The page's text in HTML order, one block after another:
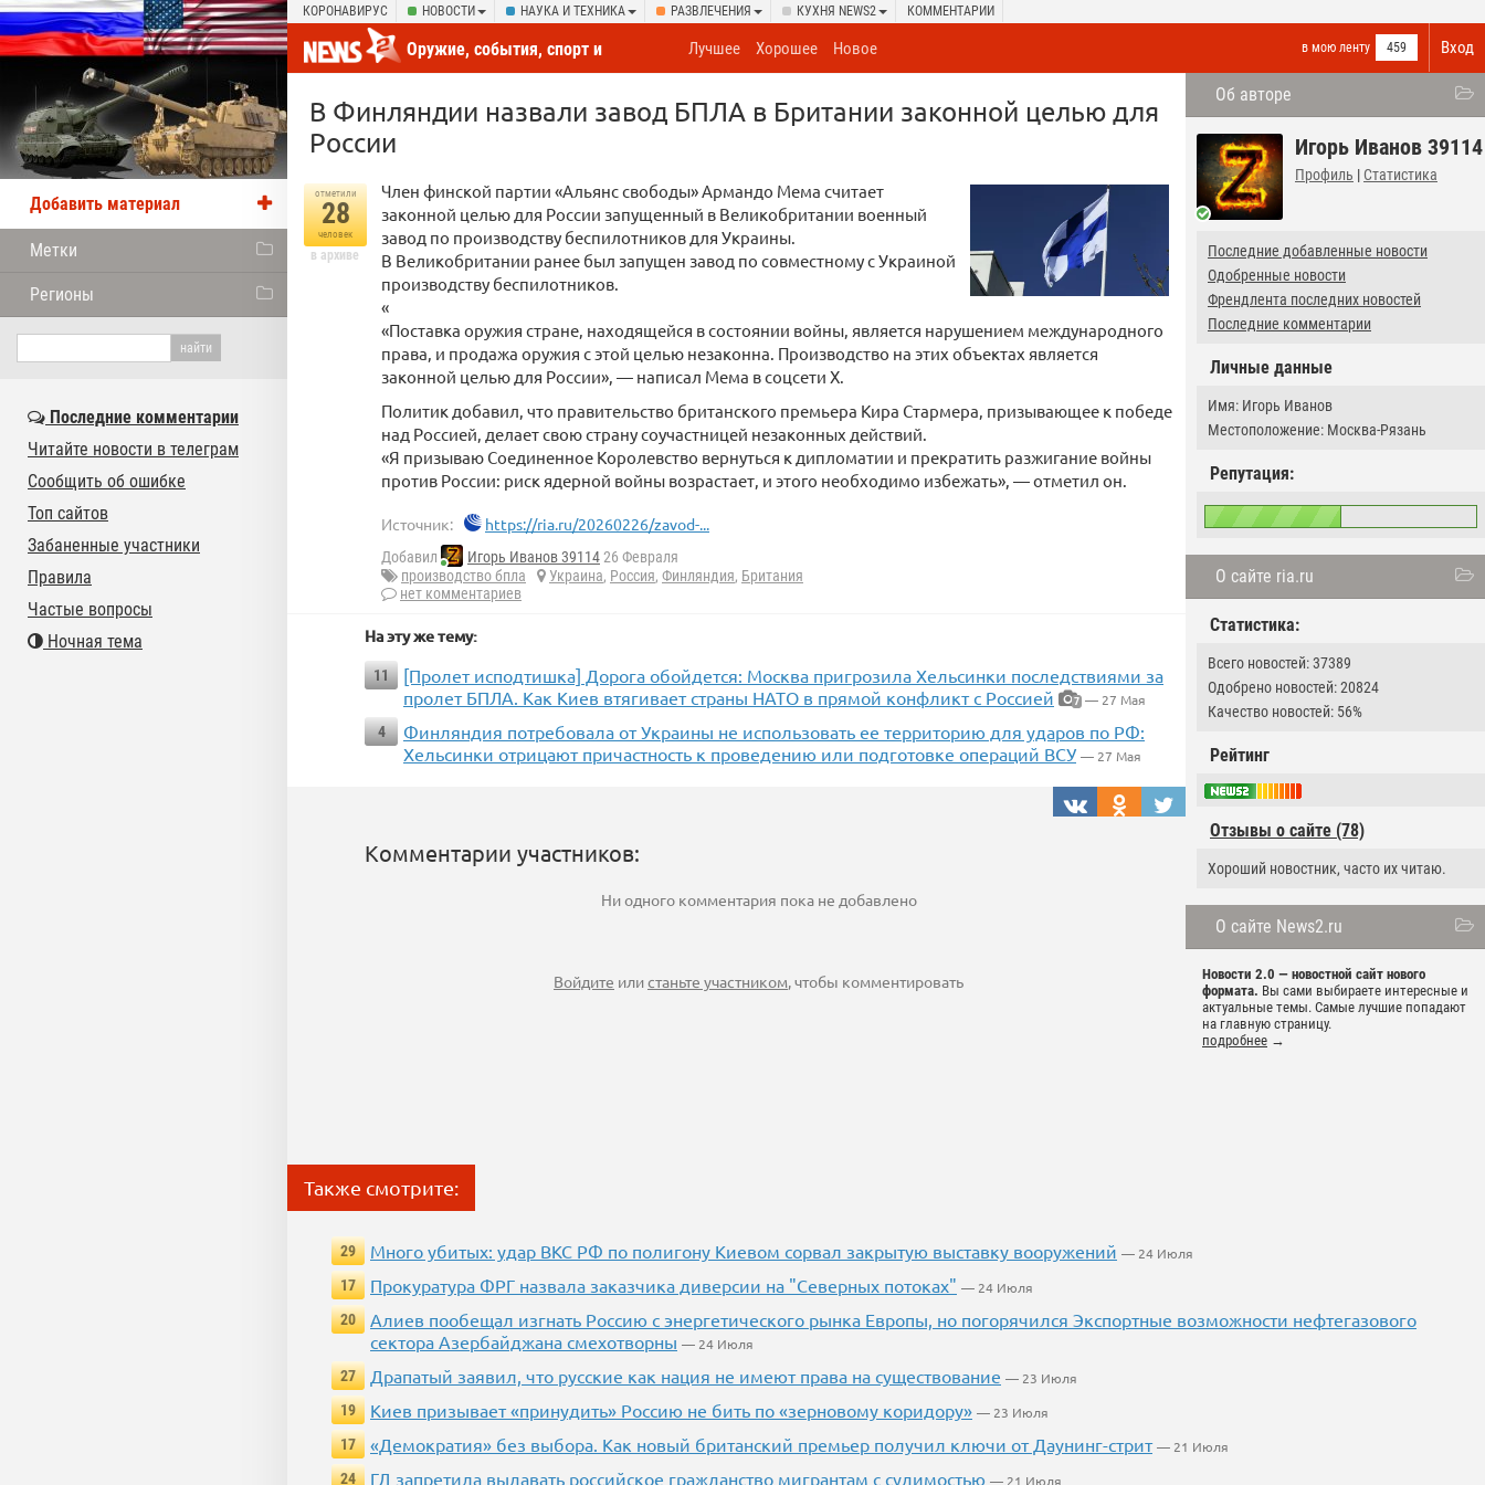
КОРОНАВИРУС НОВОСТИ НАУКА И ТЕХНИКА РАЗВЛЕЧЕНИЯ КУХНЯ NEWS2 КОММЕНТАРИИ
Вход
Оружие, события, спорт и
новости отовсюду
в мою ленту 459
Лучшее Хорошее Новое
Об авторе
Игорь Иванов 39114
Профиль | Статистика
Последние добавленные новости
Одобренные новости
Френдлента последних новостей
Последние комментарии
Личные данные
Имя: Игорь Иванов
Местоположение: Москва-Рязань
Репутация:
О сайте ria.ru
Статистика:
Всего новостей: 37389
Одобрено новостей: 20824
Качество новостей: 56%
Рейтинг
Отзывы о сайте (78)
Хороший новостник, часто их читаю.
О сайте News2.ru
Новости 2.0 — новостной сайт нового
формата. Вы сами выбираете интересные и
актуальные темы. Самые лучшие попадают
на главную страницу.
подробнее →
В Финляндии назвали завод БПЛА в Британии законной целью для
России
отметили
28
человек
в архиве
Член финской партии «Альянс свободы» Армандо Мема считает
законной целью для России запущенный в Великобритании военный
завод по производству беспилотников для Украины.
В Великобритании ранее был запущен завод по совместному с Украиной
производству беспилотников.
«
«Поставка оружия стране, находящейся в состоянии войны, является нарушением международного
права, и продажа оружия с этой целью незаконна. Производство на этих объектах является
законной целью для России», — написал Мема в соцсети X.
Политик добавил, что правительство британского премьера Кира Стармера, призывающее к победе
над Россией, делает свою страну соучастницей незаконных действий.
«Я призываю Соединенное Королевство вернуться к дипломатии и прекратить разжигание войны
против России: риск ядерной войны возрастает, и этого необходимо избежать», — отметил он.
Источник: https://ria.ru/20260226/zavod-...
Добавил Игорь Иванов 3911426 Февраля
производство бпла
Украина, Россия, Финляндия, Британия
нет комментариев
На эту же тему:
11
[Пролет исподтишка] Дорога обойдется: Москва пригрозила Хельсинки последствиями за
пролет БПЛА. Как Киев втягивает страны НАТО в прямой конфликт с Россией
7 — 27 Мая
4
Финляндия потребовала от Украины не использовать ее территорию для ударов по РФ:
Хельсинки отрицают причастность к проведению или подготовке операций ВСУ — 27 Мая
Комментарии участников:
Ни одного комментария пока не добавлено
Войдите илистаньте участником, чтобы комментировать
Также смотрите:
29 Много убитых: удар ВКС РФ по полигону Киевом сорвал закрытую выставку вооружений — 24 Июля
17
Прокуратура ФРГ назвала заказчика диверсии на "Северных потоках" — 24 Июля
20
Алиев пообещал изгнать Россию с энергетического рынка Европы, но погорячился Экспортные возможности нефтегазового
сектора Азербайджана смехотворны — 24 Июля
27
Драпатый заявил, что русские как нация не имеют права на существование — 23 Июля
19
Киев призывает «принудить» Россию не бить по «зерновому коридору» — 23 Июля
17
«Демократия» без выбора. Как новый британский премьер получил ключи от Даунинг-стрит — 21 Июля
24
ГД запретила выдавать российское гражданство мигрантам с судимостью — 21 Июля
Добавить материал
Метки
Регионы
Последние комментарии
Читайте новости в телеграм
Сообщить об ошибке
Топ сайтов
Забаненные участники
Правила
Частые вопросы
Ночная тема